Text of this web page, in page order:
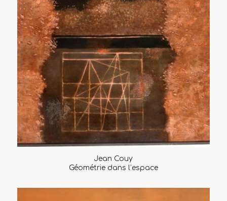
Jean Couy
Géométrie dans l’espace